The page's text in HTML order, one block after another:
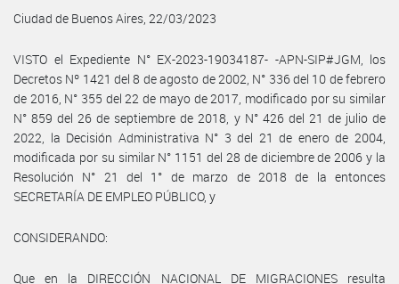
Ciudad de Buenos Aires, 22/03/2023
VISTO el Expediente N° EX-2023-19034187- -APN-SIP#JGM, los
Decretos Nº 1421 del 8 de agosto de 2002, N° 336 del 10 de febrero
de 2016, N° 355 del 22 de mayo de 2017, modificado por su similar
N° 859 del 26 de septiembre de 2018, y N° 426 del 21 de julio de
2022, la Decisión Administrativa N° 3 del 21 de enero de 2004,
modificada por su similar N° 1151 del 28 de diciembre de 2006 y la
Resolución N° 21 del 1° de marzo de 2018 de la entonces
SECRETARÍA DE EMPLEO PÚBLICO, y
CONSIDERANDO:
Que en la DIRECCIÓN NACIONAL DE MIGRACIONES resulta